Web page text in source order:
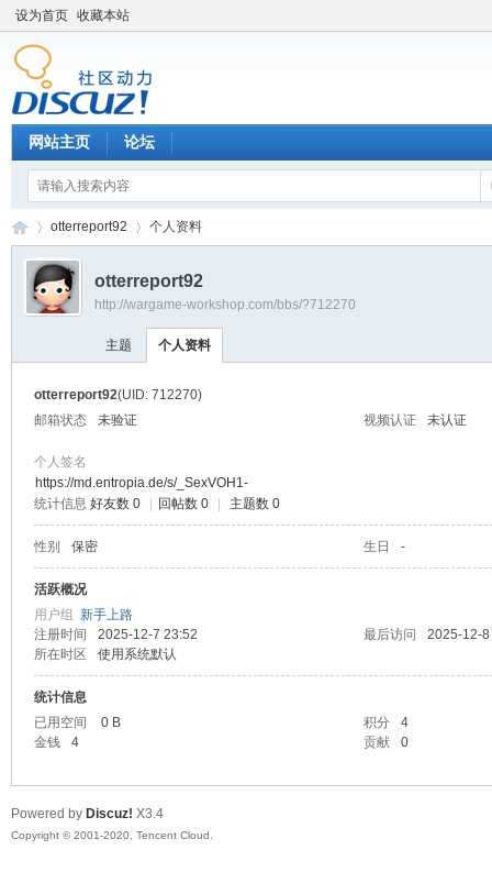
设为首页 收藏本站
网站主页 论坛
›
otterreport92 个人资料
otterreport92
http://wargame-workshop.com/bbs/?712270
主题 个人资料
otterreport92(UID: 712270)
邮箱状态
未验证 视频认证 未认证
个人签名
https://md.entropia.de/s/_SexVOH1-
统计信息 好友数 0 回帖数 0 主题数 0
性别 保密 生日 -
活跃概况
用户组 新手上路
注册时间
2025-12-7 23:52 最后访问
2025-12-
所在时区
使用系统默认
统计信息
已用空间
0 B 积分
4
金钱
4 贡献 0
Powered by Discuz! X3.4
Copyright © 2001-2020, Tencent Cloud.